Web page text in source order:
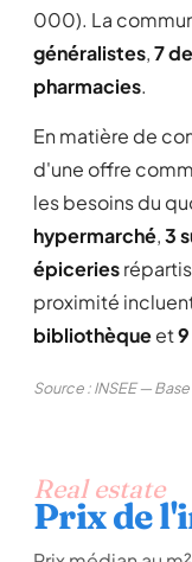
000). La
généralistes,7
pharmacies.
En matière de
d'une offre
les besoins du
hypermarché,3
épiceries
proximité
bibliothèqueet
Source : INSEE —
Real estate
Prix de